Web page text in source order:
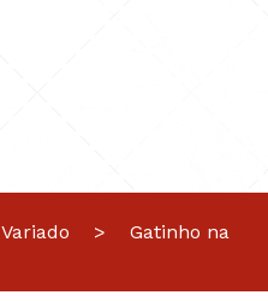
Variado >
Gatinho na